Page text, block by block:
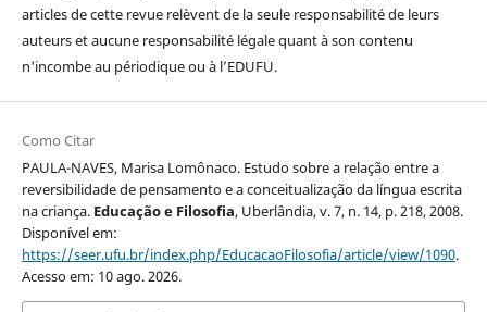
articles de cette revue relèvent de la seule responsabilité de leurs
auteurs et aucune responsabilité légale quant à son contenu
n'incombe au périodique ou à l’EDUFU.
Como Citar
PAULA-NAVES, Marisa Lomônaco. Estudo sobre a relação entre a
reversibilidade de pensamento e a conceitualização da língua escrita
na criança. Educação e Filosofia, Uberlândia, v. 7, n. 14, p. 218, 2008.
Disponível em:
https://seer.ufu.br/index.php/EducacaoFilosofia/article/view/1090.
Acesso em: 10 ago. 2026.